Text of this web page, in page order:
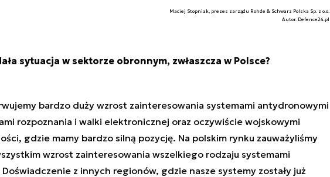
Maciej Stopniak, prezes zarządu Rohde & Schwarz Polska Sp. z o.o.
Autor. Defence24.pl
sytuacja w sektorze obronnym, zwłaszcza w Polsce?
bardzo duży wzrost zainteresowania systemami antydronowymi
rozpoznania i walki elektronicznej oraz oczywiście wojskowymi
gdzie mamy bardzo silną pozycję. Na polskim rynku zauważyliśmy
wzrost zainteresowania wszelkiego rodzaju systemami
z innych regionów, gdzie nasze systemy zostały już